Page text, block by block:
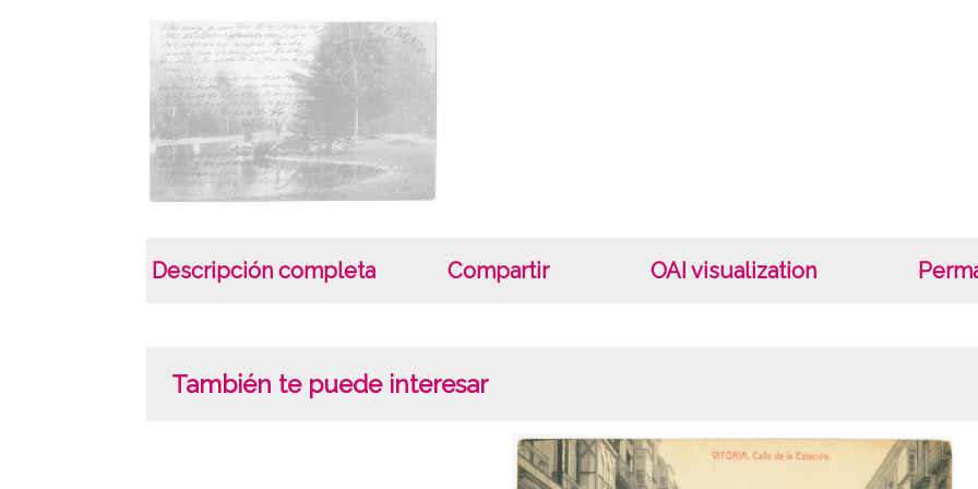
Descripción completa Compartir OAI visualization
También te puede interesar